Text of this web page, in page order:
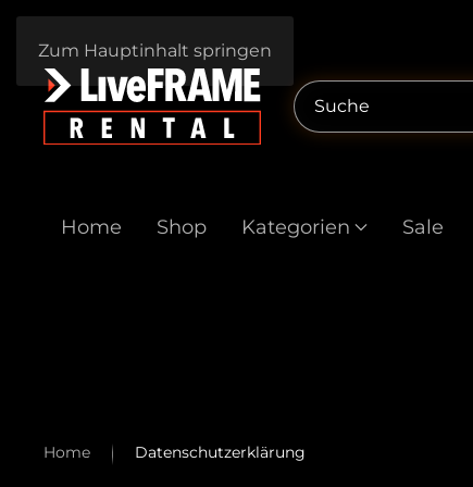
Zum Hauptinhalt springen
Home Shop Kategorien Sale
Home Datenschutzerklärung